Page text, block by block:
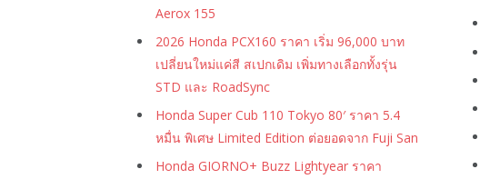
Aerox 155
2026 Honda PCX160 ราคา เริ่ม 96,000 บาท
เปลี่ยนใหม่แค่สี สเปกเดิม เพิ่มทางเลือกทั้งรุ่น
STD และ RoadSync
Honda Super Cub 110 Tokyo 80′ ราคา 5.4
หมื่น พิเศษ Limited Edition ต่อยอดจาก Fuji San
Honda GIORNO+ Buzz Lightyear ราคา